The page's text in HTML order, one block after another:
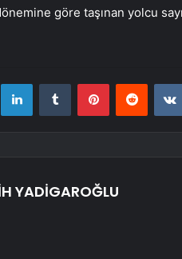
göre taşınan yolcu
LinkedInTumblr PinterestReddit
YADİGAROĞLU